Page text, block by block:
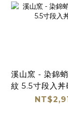
溪山窯 - 染錦
紋 5.5寸段入丼